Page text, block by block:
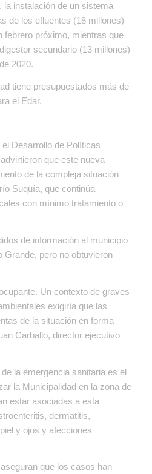
la instalación de un sistema
de los efluentes (18 millones)
febrero próximo, mientras que
secundario (13 millones)
2020.
tiene presupuestados más de
el Edar.
Desarrollo de Políticas
que este nueva
de la compleja situación
Suquía, que continúa
con mínimo tratamiento o
de información al municipio
Grande, pero no obtuvieron
Un contexto de graves
exigiría que las
de la situación en forma
Carballo, director ejecutivo
la emergencia sanitaria es el
la Municipalidad en la zona de
estar asociadas a esta
dermatitis,
y ojos y afecciones
que los casos han